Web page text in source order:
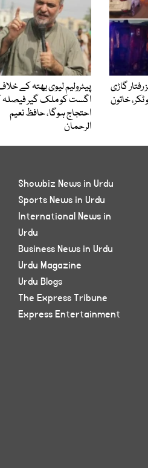
رفتار گاڑی
خاتون
اگست کو ملک گیر فیصلہ
احتجاج ہوگا، حافظ نعیم
الرحمان
Showbiz News in Urdu
Sports News in Urdu
International News in
Urdu
Business News in Urdu
Urdu Magazine
Urdu Blogs
The Express Tribune
Express Entertainment